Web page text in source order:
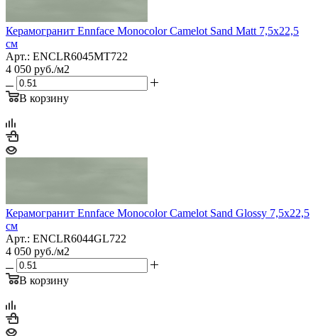
Керамогранит Ennface Monocolor Camelot Sand Matt 7,5x22,5
см
Арт.: ENCLR6045MT722
4 050 руб./м2
В корзину
Керамогранит Ennface Monocolor Camelot Sand Glossy 7,5x22,5
см
Арт.: ENCLR6044GL722
4 050 руб./м2
В корзину